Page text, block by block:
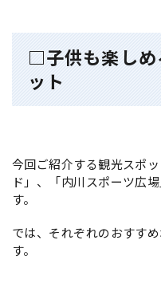
□子供も楽しめ
ット
今回ご紹介する観光スポ
ド」、「内川スポーツ広
す。
では、それぞれのおすす
す。